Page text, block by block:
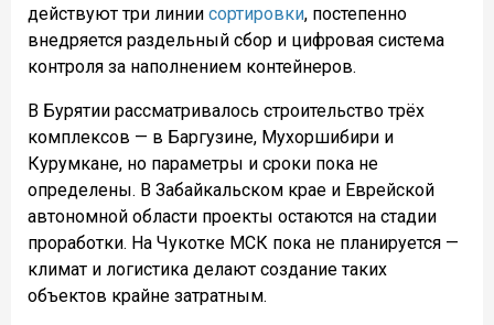
действуют три линии сортировки, постепенно
внедряется раздельный сбор и цифровая система
контроля за наполнением контейнеров.
В Бурятии рассматривалось строительство трёх
комплексов — в Баргузине, Мухоршибири и
Курумкане, но параметры и сроки пока не
определены. В Забайкальском крае и Еврейской
автономной области проекты остаются на стадии
проработки. На Чукотке МСК пока не планируется —
климат и логистика делают создание таких
объектов крайне затратным.